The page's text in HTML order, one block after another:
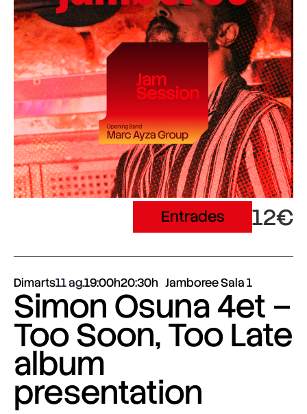
Entrades 12€
Dimarts11 ag.19:00h20:30h Jamboree Sala 1
Simon Osuna 4et –
Too Soon, Too Late
album
presentation